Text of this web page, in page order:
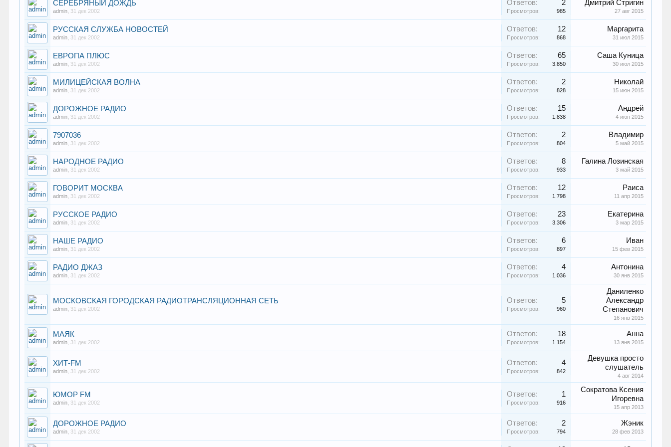
СЕРЕБРЯНЫЙ ДОЖДЬ
admin 31 дек 2002
Ответов: 2
Просмотров: 985
Дмитрий Стригин
27 авг 2015
РУССКАЯ СЛУЖБА НОВОСТЕЙ
admin 31 дек 2002
Ответов: 12
Просмотров: 868
Маргарита
31 июл 2015
ЕВРОПА ПЛЮС
admin 31 дек 2002
Ответов: 65
Просмотров: 3.850
Саша Куница
30 июл 2015
МИЛИЦЕЙСКАЯ ВОЛНА
admin 31 дек 2002
Ответов: 2
Просмотров: 828
Николай
15 июн 2015
ДОРОЖНОЕ РАДИО
admin 31 дек 2002
Ответов: 15
Просмотров: 1.838
Андрей
4 июн 2015
7907036
admin 31 дек 2002
Ответов: 2
Просмотров: 804
Владимир
5 май 2015
НАРОДНОЕ РАДИО
admin 31 дек 2002
Ответов: 8
Просмотров: 933
Галина Лозинская
3 май 2015
ГОВОРИТ МОСКВА
admin 31 дек 2002
Ответов: 12
Просмотров: 1.798
Раиса
11 апр 2015
РУССКОЕ РАДИО
admin 31 дек 2002
Ответов: 23
Просмотров: 3.306
Екатерина
3 мар 2015
НАШЕ РАДИО
admin 31 дек 2002
Ответов: 6
Просмотров: 897
Иван
15 фев 2015
РАДИО ДЖАЗ
admin 31 дек 2002
Ответов: 4
Просмотров: 1.036
Антонина
30 янв 2015
МОСКОВСКАЯ ГОРОДСКАЯ РАДИОТРАНСЛЯЦИОННАЯ СЕТЬ
admin 31 дек 2002
Ответов: 5
Просмотров: 960
Даниленко
Александр
Степанович
16 янв 2015
МАЯК
admin 31 дек 2002
Ответов: 18
Просмотров: 1.154
Анна
13 янв 2015
ХИТ-FM
admin 31 дек 2002
Ответов: 4
Просмотров: 842
Девушка просто
слушатель
4 авг 2014
ЮМОР FM
admin 31 дек 2002
Ответов: 1
Просмотров: 916
Сократова Ксения
Игоревна
15 апр 2013
ДОРОЖНОЕ РАДИО
admin 31 дек 2002
Ответов: 2
Просмотров: 794
Жэник
28 фев 2013